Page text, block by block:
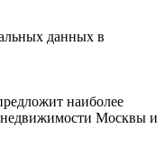
данных в
наиболее
недвижимости Москвы и